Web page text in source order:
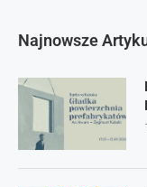
Najnowsze